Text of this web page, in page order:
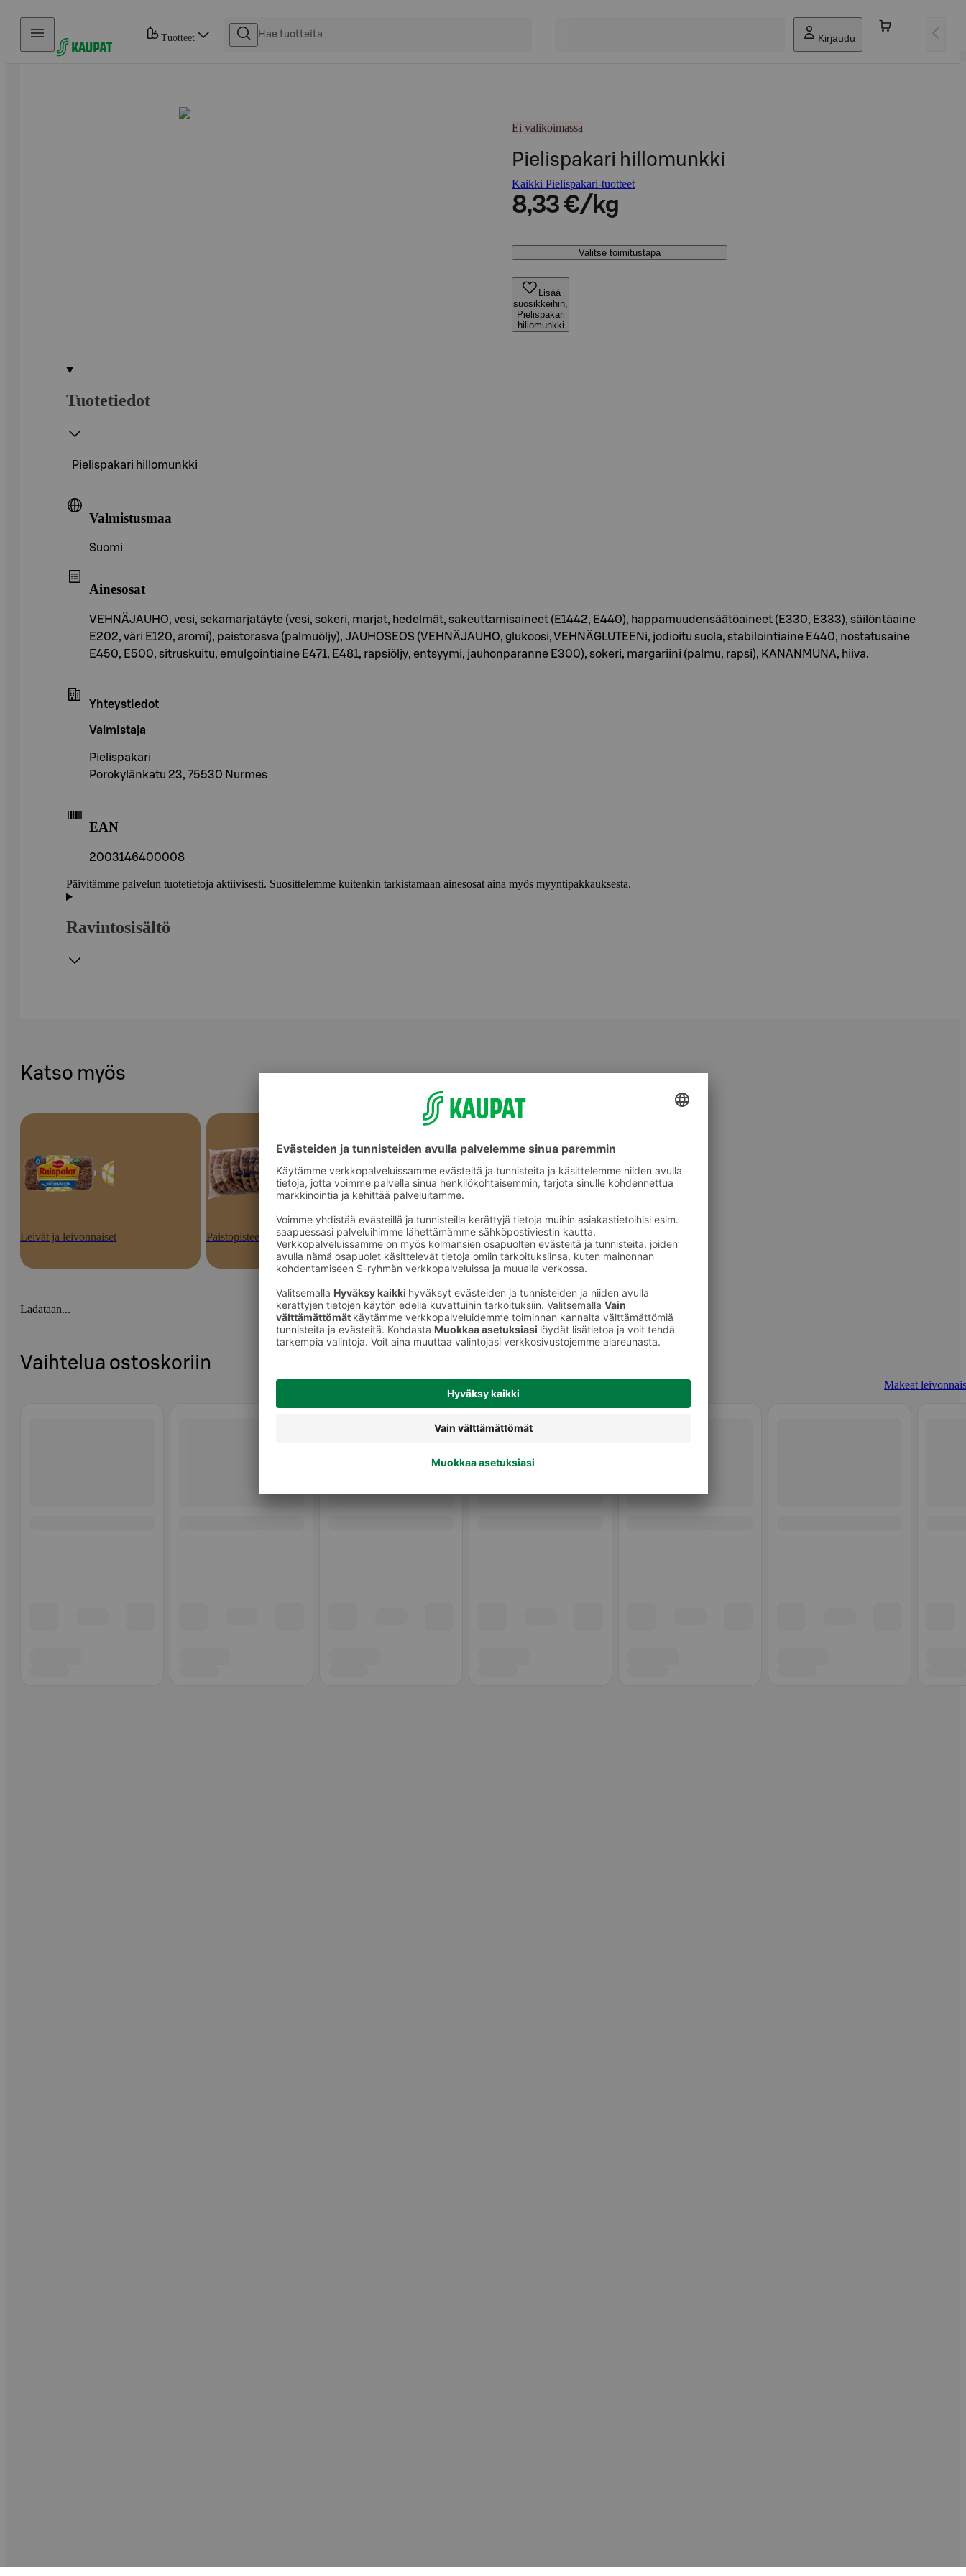
Hyppää sisältöön
Tuotteet Kirjaudu
Ei valikoimassa
Pielispakari hillomunkki
Kaikki Pielispakari-tuotteet
8,33 €/kg
Valitse toimitustapa
Lisää
suosikkeihin,
Pielispakari
hillomunkki
Tuotetiedot
Pielispakari hillomunkki
Valmistusmaa
Suomi
Ainesosat
VEHNÄJAUHO, vesi, sekamarjatäyte (vesi, sokeri, marjat, hedelmät, sakeuttamisaineet (E1442, E440), happamuudensäätöaineet (E330, E333), säilöntäaine
E202, väri E120, aromi), paistorasva (palmuöljy), JAUHOSEOS (VEHNÄJAUHO, glukoosi, VEHNÄGLUTEENi, jodioitu suola, stabilointiaine E440, nostatusaine
E450, E500, sitruskuitu, emulgointiaine E471, E481, rapsiöljy, entsyymi, jauhonparanne E300), sokeri, margariini (palmu, rapsi), KANANMUNA, hiiva.
Yhteystiedot
Valmistaja
Pielispakari
Porokylänkatu 23, 75530 Nurmes
EAN
2003146400008
Päivitämme palvelun tuotetietoja aktiivisesti. Suosittelemme kuitenkin tarkistamaan ainesosat aina myös myyntipakkauksesta.
Ravintosisältö
Katso myös
Leivät ja leivonnaiset Paistopisteen tuotteet Makeat leivonnaiset
Ladataan...
Vaihtelua ostoskoriin
Makeat